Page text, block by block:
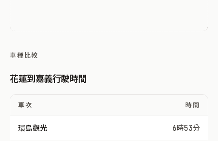
車種比較
花蓮到嘉義行駛時間
車次 時間
環島觀光 6時53分